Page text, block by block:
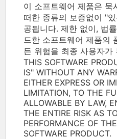
이 소프트웨어 제품은 묵
떠한 종류의 보증없이 "
공됩니다. 제한 없이, 법
드한 소프트웨어 제품의
든 위험을 최종 사용자가
THIS SOFTWARE
IS" WITHOUT ANY
EITHER EXPRESS OR
LIMITATION, TO THE
ALLOWABLE BY LAW,
THE ENTIRE RISK AS
PERFORMANCE OF
SOFTWARE PRODUCT.